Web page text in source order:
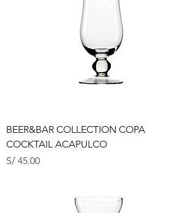
BEER&BAR COLLECTION COPA
COCKTAIL ACAPULCO
Precio
S/ 45.00